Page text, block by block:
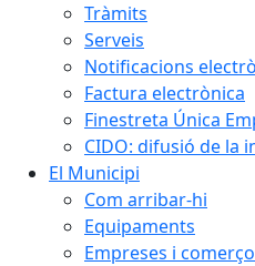
Tràmits
Serveis
Notificacions
Factura electrònica
Finestreta Única
CIDO: difusió de la
El Municipi
Com arribar-hi
Equipaments
Empreses i